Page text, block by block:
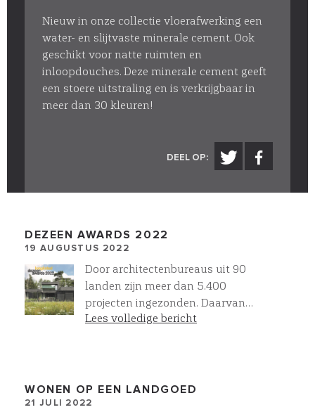
Nieuw in onze collectie vloerafwerking een
water- en slijtvaste minerale cement. Ook
geschikt voor natte ruimten en
inloopdouches. Deze minerale cement geeft
een stoere uitstraling en is verkrijgbaar in
meer dan 30 kleuren!
DEEL OP:
DEZEEN AWARDS 2022
19 AUGUSTUS 2022
Door architectenbureaus uit 90
landen zijn meer dan 5.400
projecten ingezonden. Daarvan
staan nu 30 woningbouw projecten
ingezonden, met dit als eerste
resultaat. In September wordt de
Lees volledige bericht
WONEN OP EEN LANDGOED
21 JULI 2022